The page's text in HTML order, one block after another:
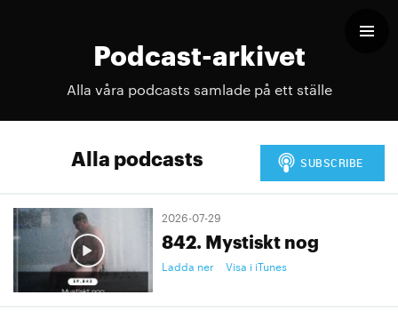
Podcast-arkivet
Alla våra podcasts samlade på ett ställe
Alla podcasts
2026-07-29
842. Mystiskt nog
Ladda ner Visa i iTunes